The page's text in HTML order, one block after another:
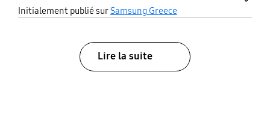
το One UI γιατι κολλάει λίγες φορές
λεπτα αυτο να βελτιωθεί και είναι
Initialement publié surSamsung Greece
Lire la suite